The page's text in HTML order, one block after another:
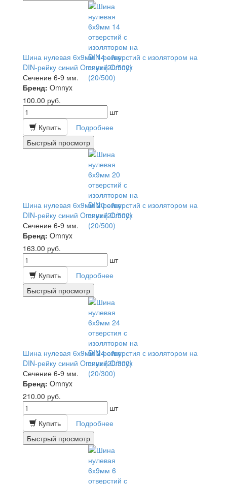
Шина нулевая 6х9мм 14 отверстий с изолятором на
DIN-рейку синий Omnyx (20/500)
Сечение 6-9 мм.
Бренд: Omnyx
100.00 руб.
шт
Купить
Подробнее
Быстрый просмотр
Шина нулевая 6х9мм 20 отверстий с изолятором на
DIN-рейку синий Omnyx (20/500)
Сечение 6-9 мм.
Бренд: Omnyx
163.00 руб.
шт
Купить
Подробнее
Быстрый просмотр
Шина нулевая 6х9мм 24 отверстия с изолятором на
DIN-рейку синий Omnyx (20/300)
Сечение 6-9 мм.
Бренд: Omnyx
210.00 руб.
шт
Купить
Подробнее
Быстрый просмотр